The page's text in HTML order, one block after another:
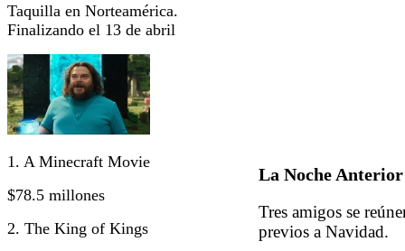
Taquilla en Norteamérica.
Finalizando el 13 de abril
1. A Minecraft Movie
$78.5 millones
2. The King of Kings
La Noche
Tres amigos se
previos a Navidad.